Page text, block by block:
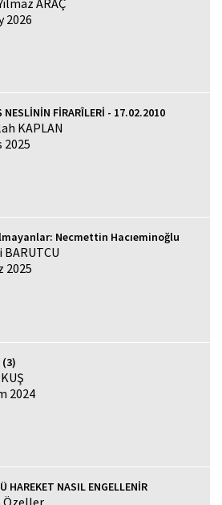
2026
NESLİNİN FİRARÎLERİ - 17.02.2010
KAPLAN
2025
Necmettin Hacıeminoğlu
BARUTCU
2025
(3)
2024
HAREKET NASIL ENGELLENİR
Özeller